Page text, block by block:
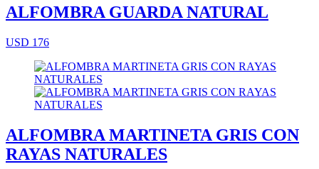
ALFOMBRA GUARDA NATURAL
USD 176
ALFOMBRA MARTINETA GRIS CON
RAYAS NATURALES